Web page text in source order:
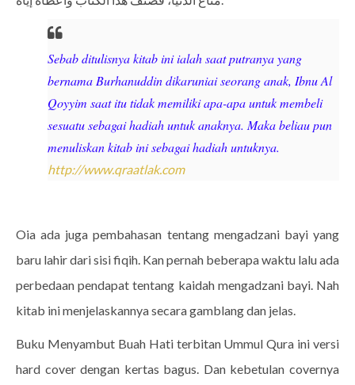
Sebab ditulisnya kitab ini ialah saat putranya yang
bernama Burhanuddin dikaruniai seorang anak, Ibnu Al
Qoyyim saat itu tidak memiliki apa-apa untuk membeli
sesuatu sebagai hadiah untuk anaknya. Maka beliau pun
menuliskan kitab ini sebagai hadiah untuknya.
http://www.qraatlak.com
Oia ada juga pembahasan tentang mengadzani bayi yang
baru lahir dari sisi fiqih. Kan pernah beberapa waktu lalu ada
perbedaan pendapat tentang kaidah mengadzani bayi. Nah
kitab ini menjelaskannya secara gamblang dan jelas.
Buku Menyambut Buah Hati terbitan Ummul Qura ini versi
hard cover dengan kertas bagus. Dan kebetulan covernya